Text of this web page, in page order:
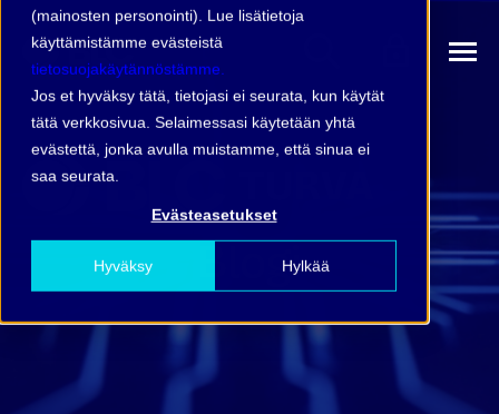
(mainosten personointi). Lue lisätietoja
käyttämistämme evästeistä
tietosuojakäytännöstämme.
Jos et hyväksy tätä, tietojasi ei seurata, kun käytät
tätä verkkosivua. Selaimessasi käytetään yhtä
evästettä, jonka avulla muistamme, että sinua ei
saa seurata.
Evästeasetukset
Hyväksy Hylkää
Blogi